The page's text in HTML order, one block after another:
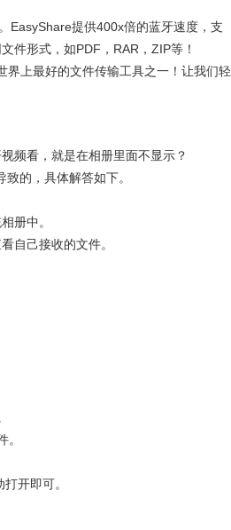
EasyShare提供400x倍的蓝牙速度，支
件形式，如PDF，RAR，ZIP等！
上最好的文件传输工具之一！让我们轻
频看，就是在相册里面不显示？
的，具体解答如下。
册中。
自己接收的文件。
开即可。